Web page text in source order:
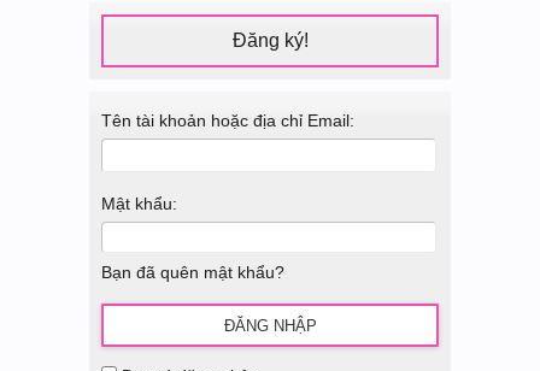
Đăng ký!
Tên tài khoản hoặc địa chỉ Email:
Mật khẩu:
Bạn đã quên mật khẩu?